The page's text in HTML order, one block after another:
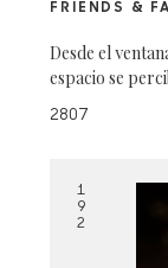
FRIENDS &
Desde el
espacio se
2807
1
9
2